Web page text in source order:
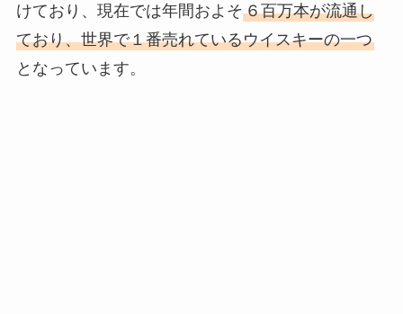
けており、現在では年間およそ６百万本が流通し
ており、世界で１番売れているウイスキーの一つ
となっています。